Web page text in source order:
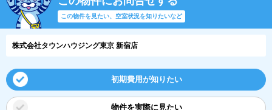
この物件を見たい、空室状況を知りたいなど
株式会社タウンハウジング東京 新宿店
初期費用が知りたい
物件を実際に見たい